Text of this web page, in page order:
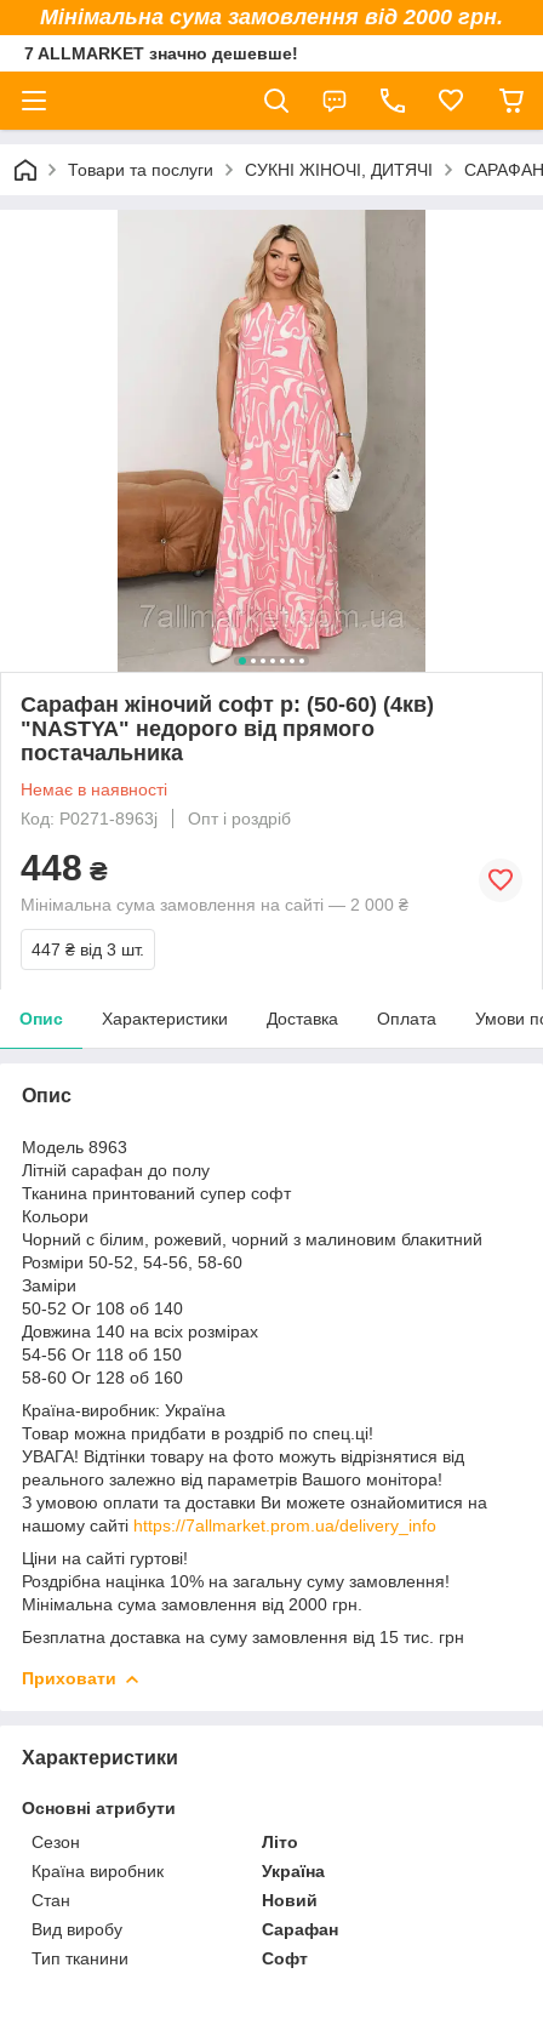
Мінімальна сума замовлення від 2000 грн.
7 ALLMARKET значно дешевше!
Товари та послуги СУКНІ ЖІНОЧІ, ДИТЯЧІ
Сарафан жіночий софт р: (50-60) (4кв)
"NASTYA" недорого від прямого
постачальника
Немає в наявності
Код: P0271-8963j
Опт і роздріб
448 ₴
Мінімальна сума замовлення на сайті — 2 000 ₴
447 ₴ від 3 шт.
Опис Характеристики Доставка Оплата Умови
Опис
Модель 8963
Літній сарафан до полу
Тканина принтований супер софт
Кольори
Чорний с білим, рожевий, чорний з малиновим блакитний
Розміри 50-52, 54-56, 58-60
Заміри
50-52 Ог 108 об 140
Довжина 140 на всіх розмірах
54-56 Ог 118 об 150
58-60 Ог 128 об 160
Країна-виробник: Україна
Товар можна придбати в роздріб по спец.ці!
УВАГА! Відтінки товару на фото можуть відрізнятися від
реального залежно від параметрів Вашого монітора!
З умовою оплати та доставки Ви можете ознайомитися на
нашому сайті https://7allmarket.prom.ua/delivery_info
Ціни на сайті гуртові!
Роздрібна націнка 10% на загальну суму замовлення!
Мінімальна сума замовлення від 2000 грн.
Безплатна доставка на суму замовлення від 15 тис. грн
Приховати
Характеристики
Основні атрибути
Сезон
Літо
Країна виробник
Україна
Стан
Новий
Вид виробу
Сарафан
Тип тканини
Софт